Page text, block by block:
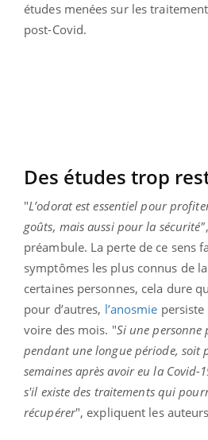
études menées sur les
post-Covid.
Des études trop
"L’odorat est essentiel pour
goûts, mais aussi pour la sécurité"
préambule. La perte de ce sens
symptômes les plus connus de
certaines personnes, cela dure
pour d’autres, l’anosmie
voire des mois. "Si une
pendant une longue période, soit
semaines après avoir eu la Covid-
s'il existe des traitements qui
récupérer", expliquent les